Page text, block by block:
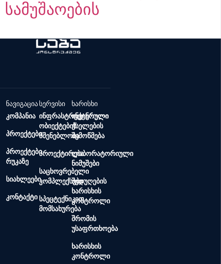
სამუშაოების
ნავიგაცია
კომპანია
პროექტები
პროექტები
რუკაზე
სიახლეები
კონტაქტი
სერვისი
ინფრასტრუქტურული
ობიექტების
მშენებლობა
პროექტირება
საცხოვრებელი
კომპლექსები
სპეცტექნიკით
მომსახურება
ხარისხი
ინჟინრული
ქსელების
შემოწმება
ლაბორატორიული
ნიმუშები
შედუღების
ხარისხის
კონტროლი
შრომის
უსაფრთხოება
ხარისხის
კონტროლი